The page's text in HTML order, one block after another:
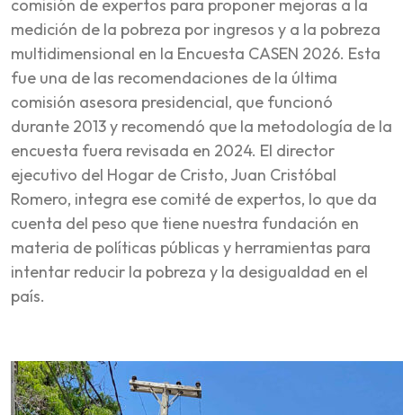
comisión de expertos para proponer mejoras a la
medición de la pobreza por ingresos y a la pobreza
multidimensional en la Encuesta CASEN 2026. Esta
fue una de las recomendaciones de la última
comisión asesora presidencial, que funcionó
durante 2013 y recomendó que la metodología de la
encuesta fuera revisada en 2024. El director
ejecutivo del Hogar de Cristo, Juan Cristóbal
Romero, integra ese comité de expertos, lo que da
cuenta del peso que tiene nuestra fundación en
materia de políticas públicas y herramientas para
intentar reducir la pobreza y la desigualdad en el
país.